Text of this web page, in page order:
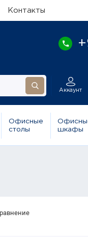
Контакты
Аккаунт
Офисные
столы
шкафы